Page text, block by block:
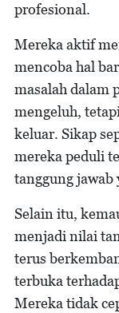
profesional.
Mereka aktif
mencoba hal
masalah dalam
mengeluh,
keluar. Sikap
mereka peduli
tanggung jawab
Selain itu,
menjadi nilai
terus
terbuka
Mereka tidak